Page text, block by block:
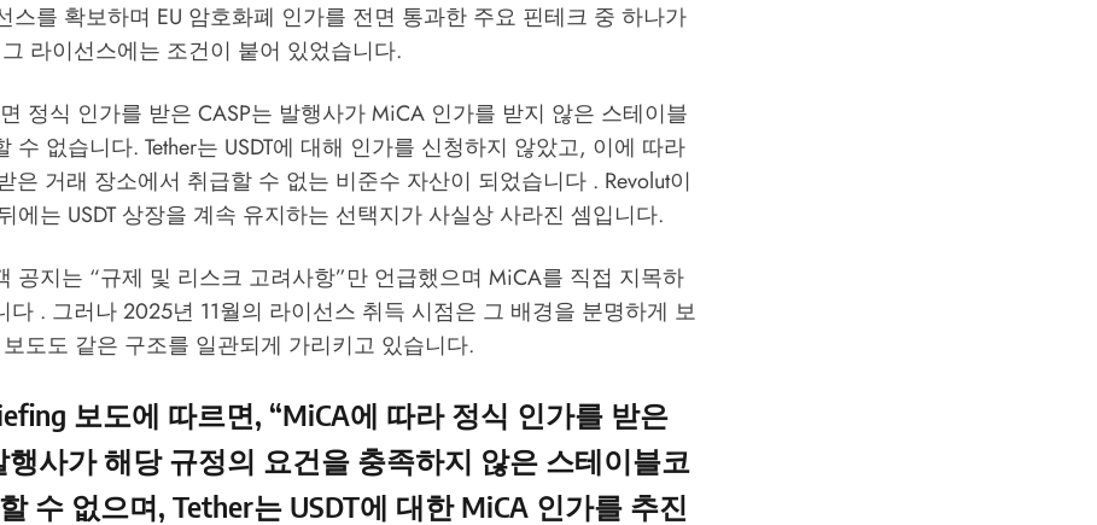
스를 확보하며 EU 암호화폐 인가를 전면 통과한 주요 핀테크 중 하나가
라이선스에는 조건이 붙어 있었습니다.
정식 인가를 받은 CASP는 발행사가 MiCA 인가를 받지 않은 스테이블
수 없습니다. Tether는 USDT에 대해 인가를 신청하지 않았고, 이에 따라
은 거래 장소에서 취급할 수 없는 비준수 자산이 되었습니다 . Revolut이
에는 USDT 상장을 계속 유지하는 선택지가 사실상 사라진 셈입니다.
공지는 “규제 및 리스크 고려사항”만 언급했으며 MiCA를 직접 지목하
다 . 그러나 2025년 11월의 라이선스 취득 시점은 그 배경을 분명하게 보
도도 같은 구조를 일관되게 가리키고 있습니다.
보도에 따르면, “MiCA에 따라 정식 인가를 받은
행사가 해당 규정의 요건을 충족하지 않은 스테이블코
수 없으며, Tether는 USDT에 대한 MiCA 인가를 추진